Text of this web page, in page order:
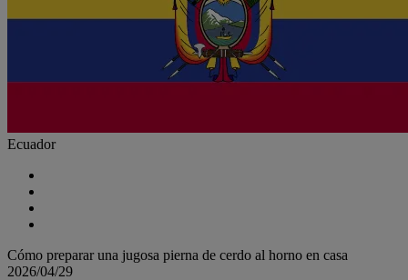
Ecuador
Cómo preparar una jugosa pierna de cerdo al horno en casa
2026/04/29